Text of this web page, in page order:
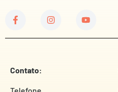
Contato: